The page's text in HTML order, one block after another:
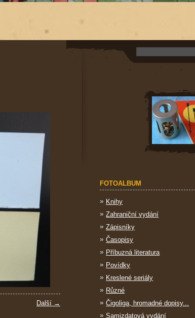
Další →
FOTOALBUM
Knihy
Zahraniční vydání
Zápisníky
Časopisy
Příbuzná literatura
Povídky
Kreslené seriály
Různé
Čigoliga, hromadné dopisy...
Samizdatová vydání